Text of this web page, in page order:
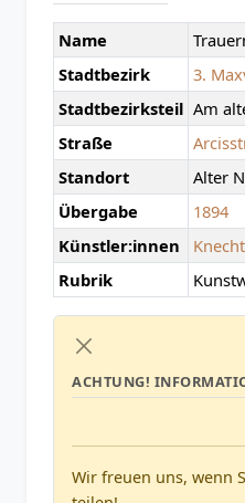
Name
Stadtbezirk
3.
Stadtbezirksteil Am
Straße
Standort
Alter
Übergabe
1894
Künstler:innen
Rubrik
ACHTUNG!
Wir freuen uns, wenn